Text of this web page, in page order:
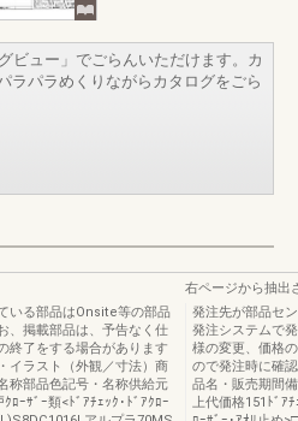
ビュー」でごらんいただけます。カ
ラパラめくりながらカタログをごら
いる部品はOnsite等の部品
、掲載部品は、予告なく仕
終了をする場合があります
イラスト（外観／寸法）商
称部品色記号・名称供給元
ﾛｰｻﾞｰ類<ﾄﾞｱﾁｪｯｸ･ﾄﾞｱｸﾛｰ
右ページから抽出
発注先が部品セ
発注システムで
様の変更、価格
ので発注時に確
品名・販売期間
上代価格151ﾄﾞｱ